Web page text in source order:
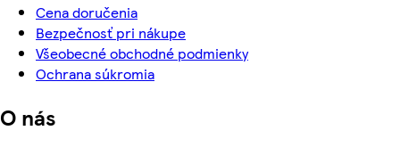
Cena doručenia
Bezpečnosť pri nákupe
Všeobecné obchodné podmienky
Ochrana súkromia
O nás